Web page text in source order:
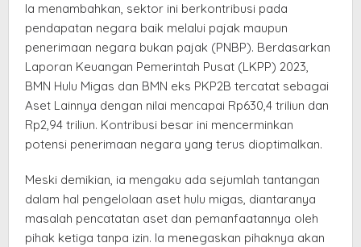
Ia menambahkan, sektor ini berkontribusi pada
pendapatan negara baik melalui pajak maupun
penerimaan negara bukan pajak (PNBP). Berdasarkan
Laporan Keuangan Pemerintah Pusat (LKPP) 2023,
BMN Hulu Migas dan BMN eks PKP2B tercatat sebagai
Aset Lainnya dengan nilai mencapai Rp630,4 triliun dan
Rp2,94 triliun. Kontribusi besar ini mencerminkan
potensi penerimaan negara yang terus dioptimalkan.
Meski demikian, ia mengaku ada sejumlah tantangan
dalam hal pengelolaan aset hulu migas, diantaranya
masalah pencatatan aset dan pemanfaatannya oleh
pihak ketiga tanpa izin. Ia menegaskan pihaknya akan